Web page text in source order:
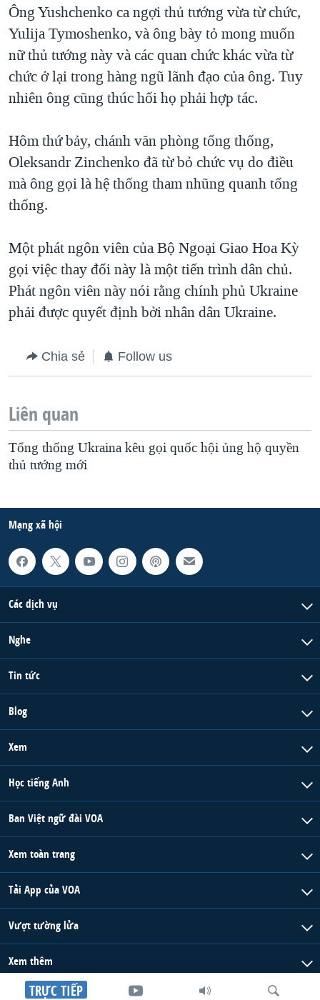
NGƯ DÂN VIỆT VÀ LÀN SÓNG TRỘM HẢI SÂM
BÊN KIA QUỐC LỘ: TIẾNG VỌNG TỪ NÔNG THÔN MỸ
QUAN HỆ VIỆT MỸ
TRỰC TIẾP
Ông Yushchenko ca ngợi thủ tướng vừa từ chức,
Yulija Tymoshenko, và ông bày tỏ mong muốn
nữ thủ tướng này và các quan chức khác vừa từ
chức ở lại trong hàng ngũ lãnh đạo của ông. Tuy
nhiên ông cũng thúc hối họ phải hợp tác.
Hôm thứ bảy, chánh văn phòng tổng thống,
Oleksandr Zinchenko đã từ bỏ chức vụ do điều
mà ông gọi là hệ thống tham nhũng quanh tổng
thống.
Một phát ngôn viên của Bộ Ngoại Giao Hoa Kỳ
gọi việc thay đổi này là một tiến trình dân chủ.
Phát ngôn viên này nói rằng chính phủ Ukraine
phải được quyết định bởi nhân dân Ukraine.
Chia sẻ Follow us
Liên quan
Tổng thống Ukraina kêu gọi quốc hội ủng hộ quyền
thủ tướng mới
Mạng xã hội
Các dịch vụ
Nghe
Tin tức
Blog
Xem
Học tiếng Anh
Ban Việt ngữ đài VOA
Xem toàn trang
Tải App của VOA
Vượt tường lửa
Xem thêm